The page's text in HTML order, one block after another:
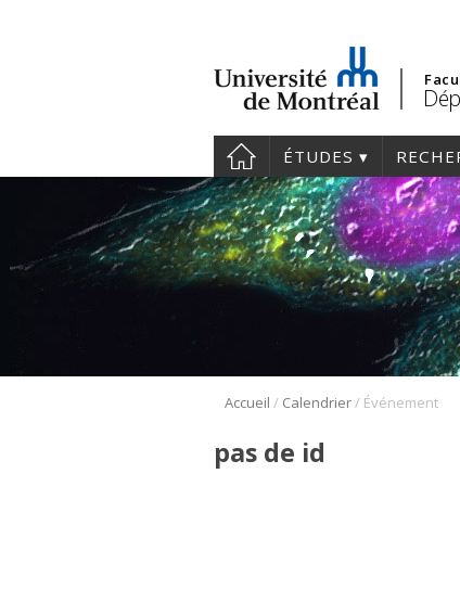
ÉTUDES
Accueil / Calendrier/ Événement
pas de id